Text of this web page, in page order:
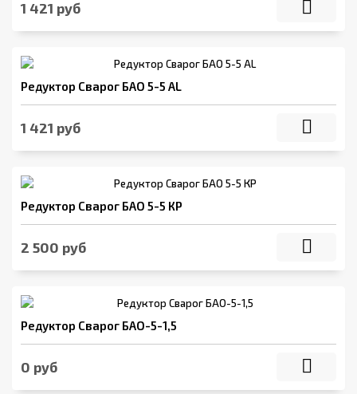
1 421 руб
Редуктор Сварог БАО 5-5 AL
1 421 руб
Редуктор Сварог БАО 5-5 КР
2 500 руб
Редуктор Сварог БАО-5-1,5
0 руб